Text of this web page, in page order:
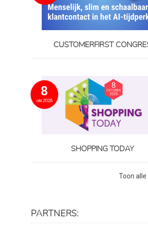
CUSTOMERFIRST
8
okt 2026
SHOPPING TODAY
Toon alle
PARTNERS: